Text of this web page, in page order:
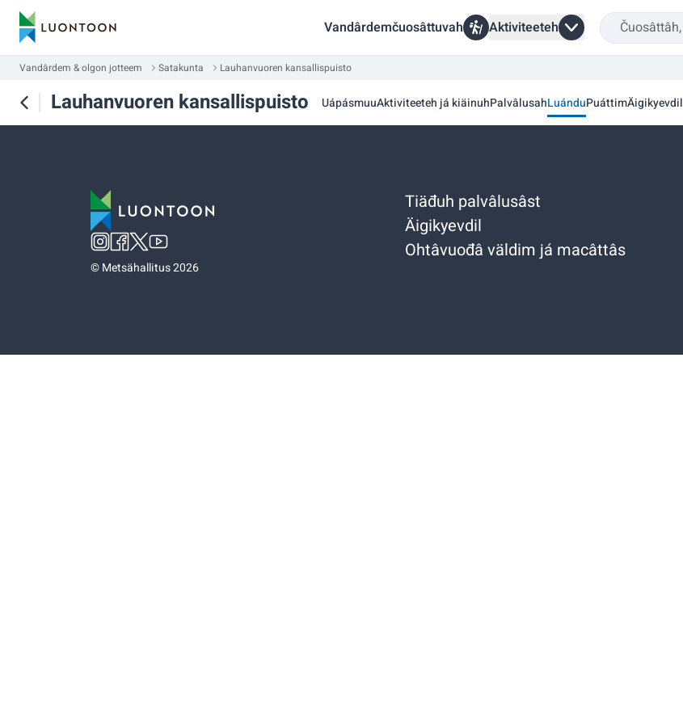
Vandârdemčuosâttuvah Aktiviteeteh
Vandârdem & olgon jotteem Satakunta Lauhanvuoren kansallispuisto
Lauhanvuoren kansallispuisto UápásmuuAktiviteeteh já kiäinuhPalvâlusahLuánduPuáttimÄigikyevdil
©Metsähallitus 2026
Tiäđuh palvâlusâst
Äigikyevdil
Ohtâvuođâ väldim já macâttâs